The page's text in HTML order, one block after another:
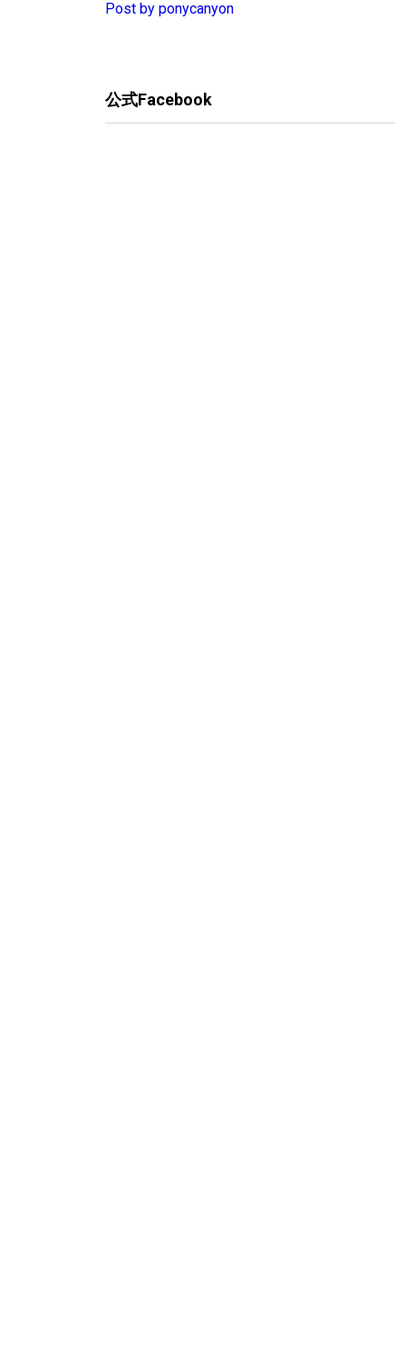
Post by ponycanyon
公式Facebook